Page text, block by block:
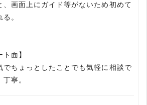
、画面上にガイド等がないため初めて
。
面】
でちょっとしたことでも気軽に相談で
寧。